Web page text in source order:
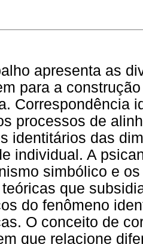
apresenta as
para a
Correspondência
processos de
identitários das
individual. A
simbólico e
que
do fenômeno
O conceito de
que relacione